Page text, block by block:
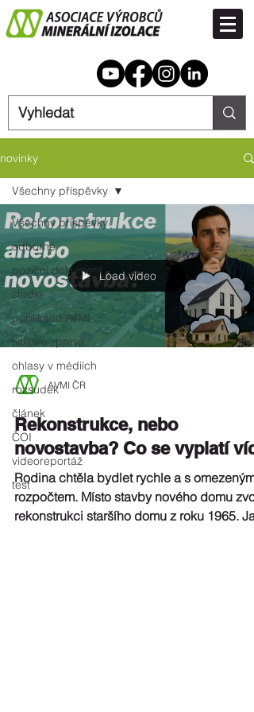
novinky
Všechny příspěvky
odborné
poziční dokument
studie
publikace AVMI
tisková zpráva
ohlasy v médiích
rozsudek
článek
ČOI
videoreportáž
test
Všechny příspěvky
Load video
AVMI ČR
Rekonstrukce, nebo
novostavba? Co se vyplatí
Rodina chtěla bydlet rychle a s omezeným
rozpočtem. Místo stavby nového domu
rekonstrukci staršího domu z roku 1965. Jak